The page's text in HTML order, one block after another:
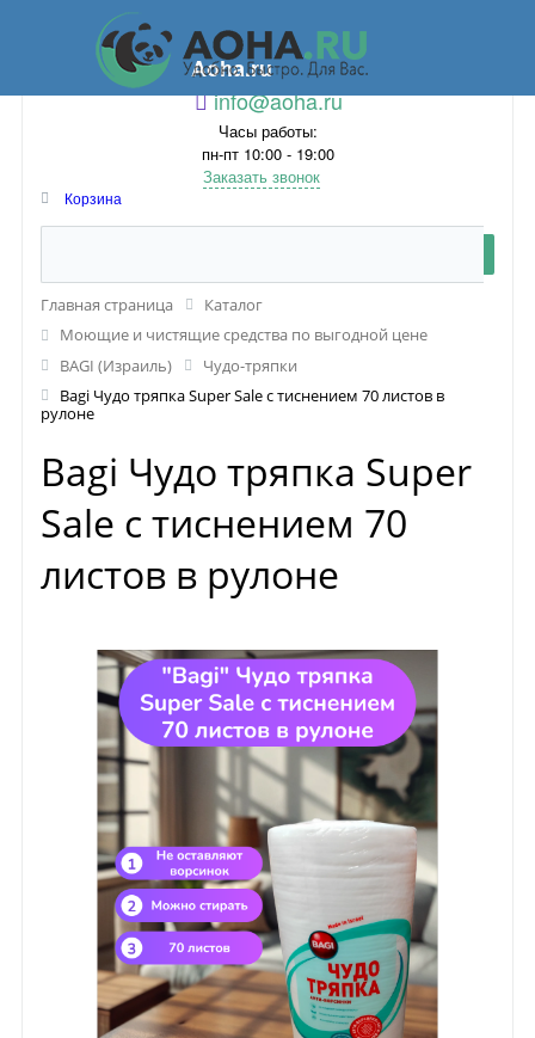
Aoha.ru
info@aoha.ru
Часы работы:
пн-пт 10:00 - 19:00
Заказать звонок
Корзина
Главная страница
Каталог
Моющие и чистящие средства по выгодной цене
BAGI (Израиль)
Чудо-тряпки
Bagi Чудо тряпка Super Sale с тиснением 70 листов в
рулоне
Bagi Чудо тряпка Super
Sale с тиснением 70
листов в рулоне